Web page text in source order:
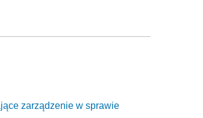
zarządzenie w sprawie